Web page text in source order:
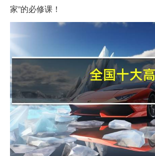
家”的必修课！